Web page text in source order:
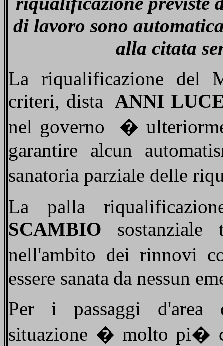
di lavoro sono
alla citata
La riqualificazione del
criteri, dista ANNI
nel governo
�
garantire alcun
sanatoria parziale delle
La palla
SCAMBIO sostanziale
nell'ambito dei rinnovi
essere sanata da nessun
Per i passaggi d'area
situazione � molto pi�